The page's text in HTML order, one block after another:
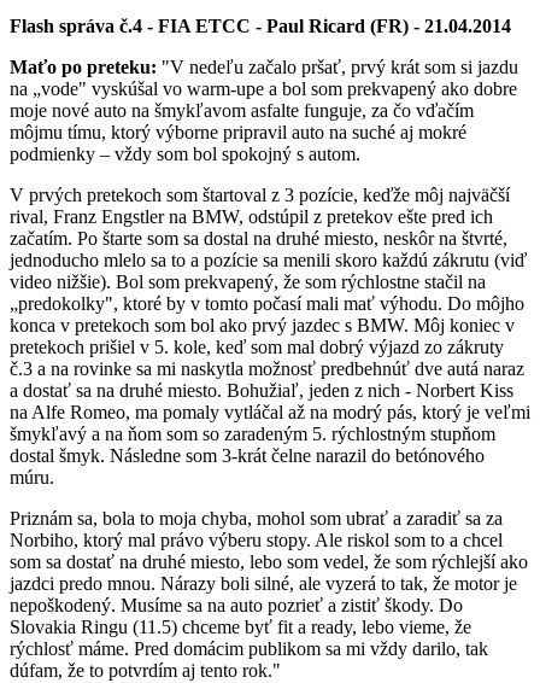
Flash správa č.4 - FIA ETCC - Paul Ricard (FR) - 21.04.2014
Maťo po preteku: "V nedeľu začalo pršať, prvý krát som si jazdu
na „vode" vyskúšal vo warm-upe a bol som prekvapený ako dobre
moje nové auto na šmykľavom asfalte funguje, za čo vďačím
môjmu tímu, ktorý výborne pripravil auto na suché aj mokré
podmienky – vždy som bol spokojný s autom.
V prvých pretekoch som štartoval z 3 pozície, keďže môj najväčší
rival, Franz Engstler na BMW, odstúpil z pretekov ešte pred ich
začatím. Po štarte som sa dostal na druhé miesto, neskôr na štvrté,
jednoducho mlelo sa to a pozície sa menili skoro každú zákrutu (viď
video nižšie). Bol som prekvapený, že som rýchlostne stačil na
„predokolky", ktoré by v tomto počasí mali mať výhodu. Do môjho
konca v pretekoch som bol ako prvý jazdec s BMW. Môj koniec v
pretekoch prišiel v 5. kole, keď som mal dobrý výjazd zo zákruty
č.3 a na rovinke sa mi naskytla možnosť predbehnúť dve autá naraz
a dostať sa na druhé miesto. Bohužiaľ, jeden z nich - Norbert Kiss
na Alfe Romeo, ma pomaly vytláčal až na modrý pás, ktorý je veľmi
šmykľavý a na ňom som so zaradeným 5. rýchlostným stupňom
dostal šmyk. Následne som 3-krát čelne narazil do betónového
múru.
Priznám sa, bola to moja chyba, mohol som ubrať a zaradiť sa za
Norbiho, ktorý mal právo výberu stopy. Ale riskol som to a chcel
som sa dostať na druhé miesto, lebo som vedel, že som rýchlejší ako
jazdci predo mnou. Nárazy boli silné, ale vyzerá to tak, že motor je
nepoškodený. Musíme sa na auto pozrieť a zistiť škody. Do
Slovakia Ringu (11.5) chceme byť fit a ready, lebo vieme, že
rýchlosť máme. Pred domácim publikom sa mi vždy darilo, tak
dúfam, že to potvrdím aj tento rok."